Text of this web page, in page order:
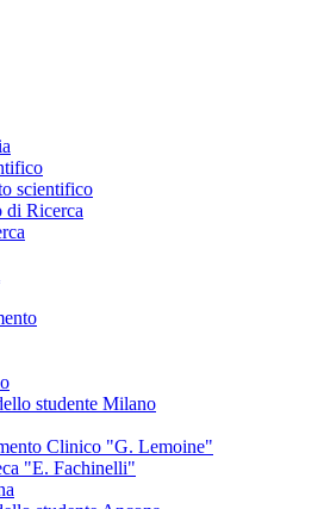
scientifico
Ricerca
studente Milano
Clinico "G. Lemoine"
"E. Fachinelli"